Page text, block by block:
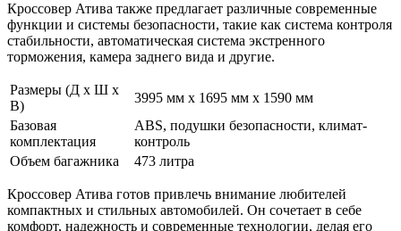
Кроссовер Атива также предлагает различные современные
функции и системы безопасности, такие как система контроля
стабильности, автоматическая система экстренного
торможения, камера заднего вида и другие.
Размеры (Д х Ш х
В)
3995 мм х 1695 мм х 1590 мм
Базовая
комплектация
ABS, подушки безопасности, климат-
контроль
Объем багажника
473 литра
Кроссовер Атива готов привлечь внимание любителей
компактных и стильных автомобилей. Он сочетает в себе
комфорт, надежность и современные технологии, делая его